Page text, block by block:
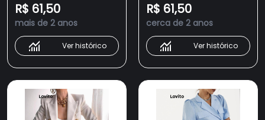
(Preto)
R$ 61,50
mais de 2 anos
Ver histórico
R$ 61,50
cerca de 2 anos
Ver histórico